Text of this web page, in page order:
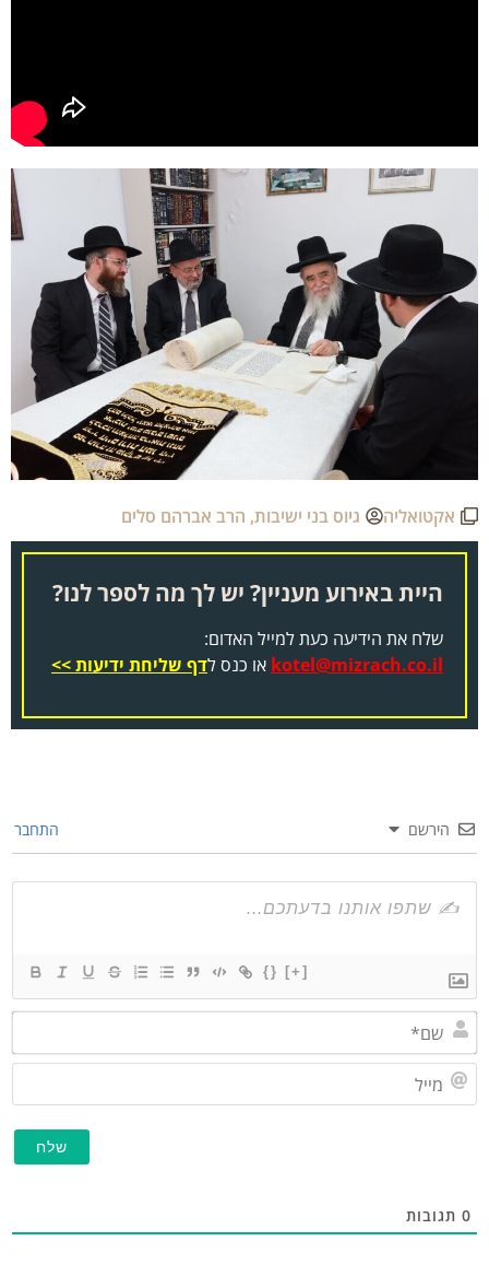
אקטואליה גיוס בני ישיבות,הרב אברהם סלים
היית באירוע מעניין? יש לך מה לספר לנו?
שלח את הידיעה כעת למייל האדום:
kotel@mizrach.co.ilאו כנס לדף שליחת ידיעות >>
הירשם התחבר
{} [+]
תגובות